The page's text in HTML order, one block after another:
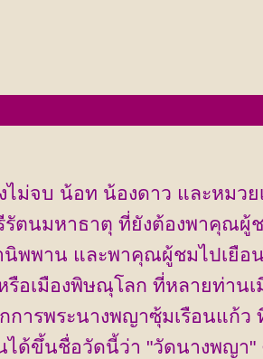
ม่จบ น้อท น้องดาว และหมวย
รัตนมหาธาตุ ที่ยังต้องพาคุณผู้
านิพพาน และพาคุณผู้ชมไปเยื
รือเมืองพิษณุโลก ที่หลายท่าน
การพระนางพญาซุ้มเรือนแก้ว
ได้ขึ้นชื่อวัดนี้ว่า "วัดนางพญา